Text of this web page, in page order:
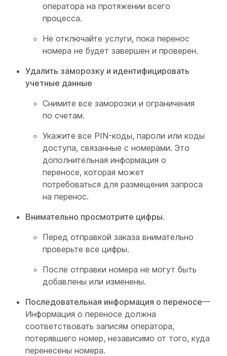
оператора на протяжении всего
процесса.
Не отключайте услуги, пока перенос
номера не будет завершен и проверен.
Удалить заморозку и идентифицировать
учетные данные
Снимите все заморозки и ограничения
по счетам.
Укажите все PIN-коды, пароли или коды
доступа, связанные с номерами. Это
дополнительная информация о
переносе, которая может
потребоваться для размещения запроса
на перенос.
Внимательно просмотрите цифры.
Перед отправкой заказа внимательно
проверьте все цифры.
После отправки номера не могут быть
добавлены или изменены.
Последовательная информация о переносе—
Информация о переносе должна
соответствовать записям оператора,
потерявшего номер, независимо от того, куда
перенесены номера.